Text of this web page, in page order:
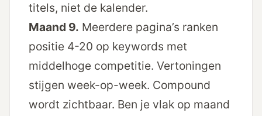
titels, niet de kalender.
Maand 9. Meerdere pagina’s ranken
positie 4-20 op keywords met
middelhoge competitie. Vertoningen
stijgen week-op-week. Compound
wordt zichtbaar. Ben je vlak op maand